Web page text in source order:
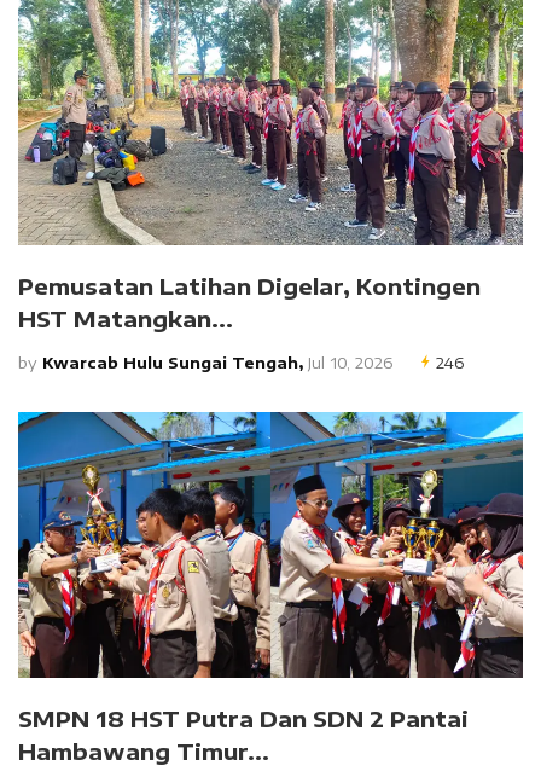
Pemusatan Latihan Digelar, Kontingen
HST Matangkan...
by Kwarcab Hulu Sungai Tengah, Jul 10, 2026 246
SMPN 18 HST Putra Dan SDN 2 Pantai
Hambawang Timur...